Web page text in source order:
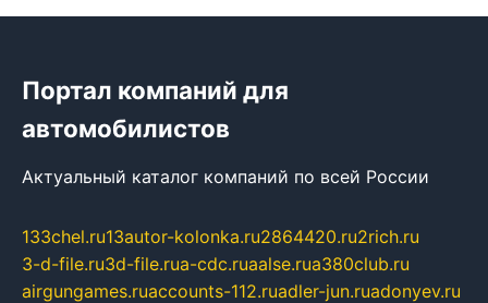
Портал компаний для
автомобилистов
Актуальный каталог компаний по всей России
133chel.ru13autor-kolonka.ru2864420.ru2rich.ru
3-d-file.ru3d-file.rua-cdc.ruaalse.rua380club.ru
airgungames.ruaccounts-112.ruadler-jun.ruadonyev.ru